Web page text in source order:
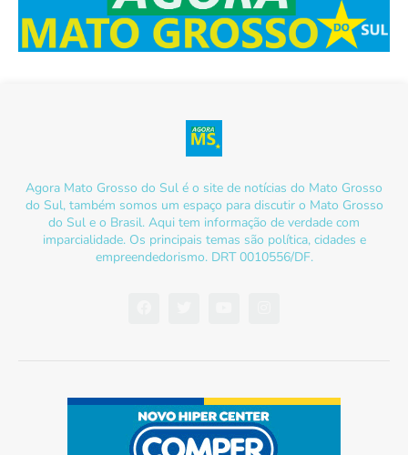
Agora Mato Grosso do Sul é o site de notícias do Mato Grosso
do Sul, também somos um espaço para discutir o Mato Grosso
do Sul e o Brasil. Aqui tem informação de verdade com
imparcialidade. Os principais temas são política, cidades e
empreendedorismo. DRT 0010556/DF.